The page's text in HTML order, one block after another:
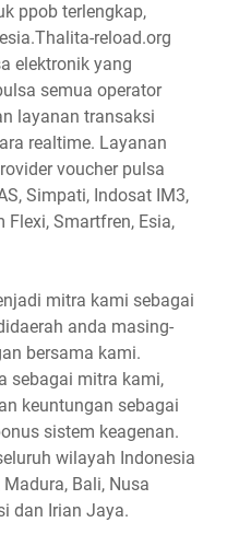
ppob terlengkap,
reload.org
elektronik yang
semua operator
layanan transaksi
realtime. Layanan
voucher pulsa
Simpati, Indosat IM3,
Flexi, Smartfren, Esia,
mitra kami sebagai
anda masing-
bersama kami.
sebagai mitra kami,
keuntungan sebagai
sistem keagenan.
wilayah Indonesia
Bali, Nusa
dan Irian Jaya.